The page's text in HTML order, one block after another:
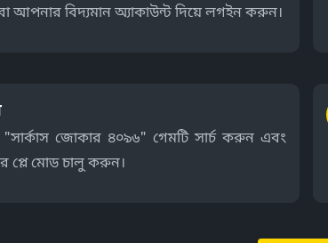
আপনার বিদ্যমান অ্যাকাউন্ট দিয়ে লগইন করুন।
"সার্কাস জোকার ৪০৯৬" গেমটি সার্চ করুন এবং
প্লে মোড চালু করুন।